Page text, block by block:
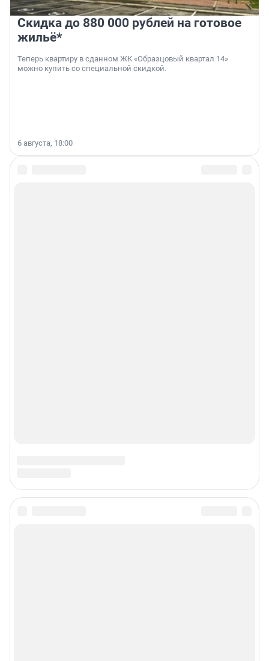
Скидка до 880 000 рублей на готовое
жильё*
Теперь квартиру в сданном ЖК «Образцовый квартал 14»
можно купить со специальной скидкой.
6 августа, 18:00